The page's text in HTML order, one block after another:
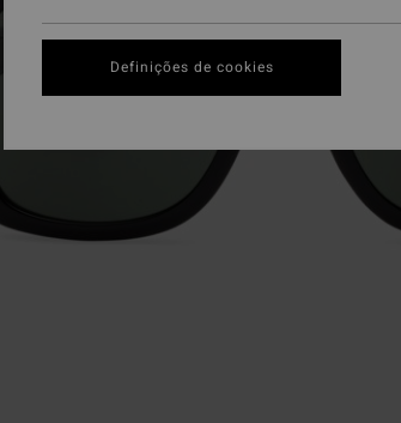
Definições de cookies